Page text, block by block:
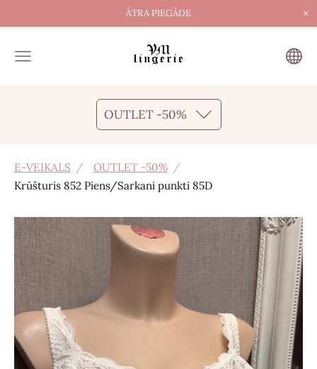
ĀTRA PIEGĀDE ×
OUTLET -50%
E-VEIKALS
OUTLET -50%
Krūšturis 852 Piens/Sarkani punkti 85D